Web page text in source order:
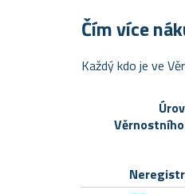
Čím více
Každý kdo je ve